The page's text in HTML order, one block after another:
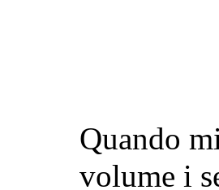
Quando
volume i